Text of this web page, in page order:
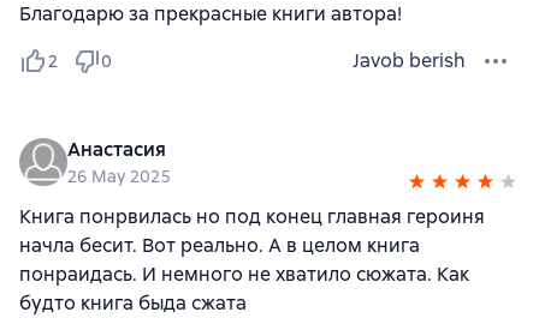
Благодарю за прекрасные книги автора!
2 0 Javob berish
Анастасия
26 May 2025
Книга понрвилась но под конец главная героиня
начла бесит. Вот реально. А в целом книга
понраидась. И немного не хватило сюжата. Как
будто книга быда сжата